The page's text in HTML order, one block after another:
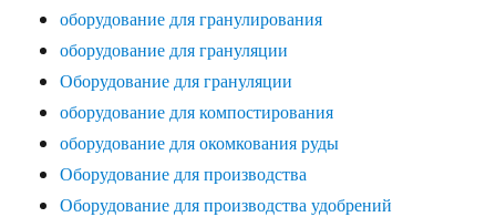
оборудование для гранулирования
оборудование для грануляции
Оборудование для грануляции
оборудование для компостирования
оборудование для окомкования руды
Оборудование для производства
Оборудование для производства удобрений